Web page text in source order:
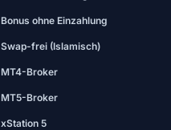
Bonus ohne Einzahlung
Swap-frei (Islamisch)
MT4-Broker
MT5-Broker
xStation 5